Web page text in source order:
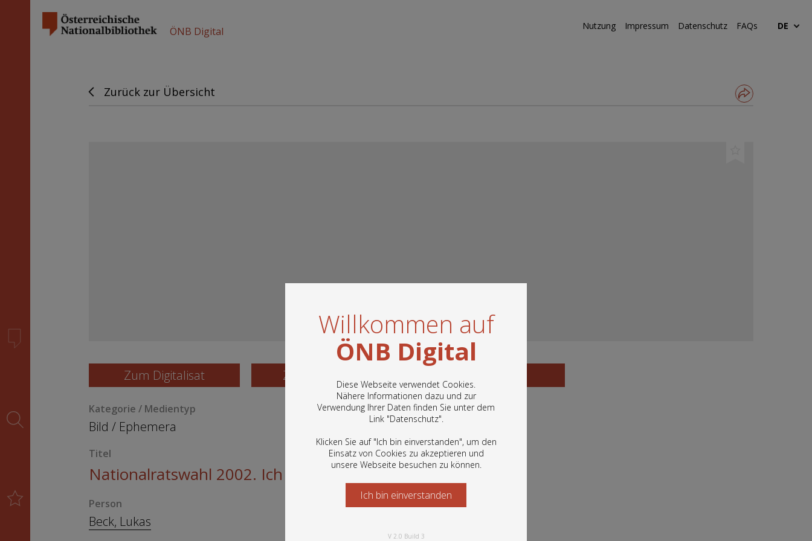
Willkommen auf
ÖNB Digital
Diese Webseite verwendet Cookies.
Nähere Informationen dazu und zur
Verwendung Ihrer Daten finden Sie unter dem
Link "Datenschutz".
Klicken Sie auf "Ich bin einverstanden", um den
Einsatz von Cookies zu akzeptieren und
unsere Webseite besuchen zu können.
In diesem Portal finden Sie die digitalen
Bestände der Österreichischen
Grafiken und vieles mehr.
Ich bin einverstanden
Starten Sie jetzt
V 2.0 Build 3
ÖNB Digital Nutzung Impressum Datenschutz FAQs DE
Zurück zur Übersicht
Zum Digitalisat Zum Katalogisat
Kategorie / Medientyp
Bild / Ephemera
Titel
Nationalratswahl 2002. Ich werde Bundespräsidentin!
Person
Beck, Lukas